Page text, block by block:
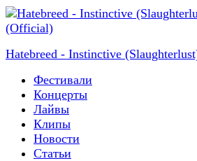
Hatebreed - Instinctive
Фестивали
Концерты
Лайвы
Клипы
Новости
Статьи